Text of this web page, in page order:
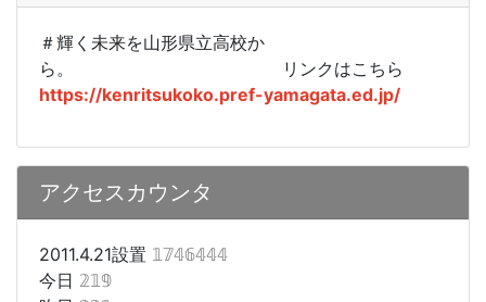
＃輝く未来を山形県立高校か
ら。
リンクはこちら
https://kenritsukoko.pref-yamagata.ed.jp/
アクセスカウンタ
2011.4.21設置 𝟙𝟟𝟜𝟞𝟜𝟜𝟜
今日 𝟚𝟙𝟡